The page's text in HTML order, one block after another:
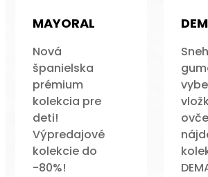
MAYORAL
Nová
španielska
prémium
kolekcia pre
deti!
Výpredajové
kolekcie do
-80%!